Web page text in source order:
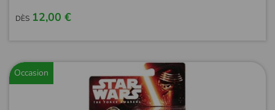
DÈS 12,00 €
Occasion